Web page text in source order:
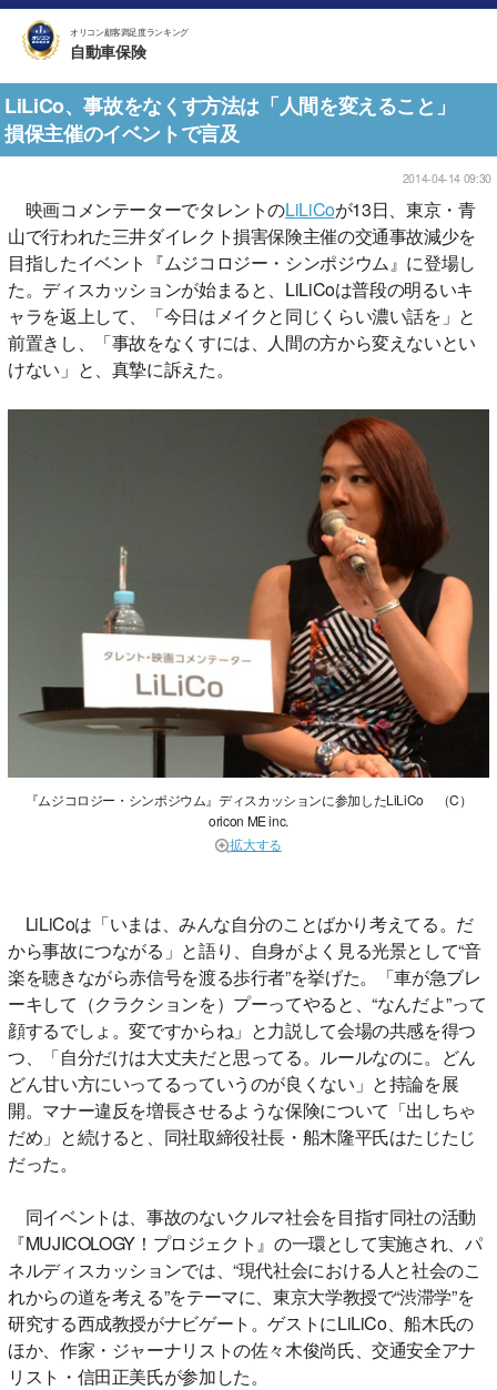
オリコン顧客満足度ランキング
自動車保険
LiLiCo、事故をなくす方法は「人間を変えること」
損保主催のイベントで言及
2014-04-14 09:30
映画コメンテーターでタレントのLiLiCoが13日、東京・青
山で行われた三井ダイレクト損害保険主催の交通事故減少を
目指したイベント『ムジコロジー・シンポジウム』に登場し
た。ディスカッションが始まると、LiLiCoは普段の明るいキ
ャラを返上して、「今日はメイクと同じくらい濃い話を」と
前置きし、「事故をなくすには、人間の方から変えないとい
けない」と、真摯に訴えた。
『ムジコロジー・シンポジウム』ディスカッションに参加したLiLiCo （C）
oricon ME inc.
拡大する
LiLiCoは「いまは、みんな自分のことばかり考えてる。だ
から事故につながる」と語り、自身がよく見る光景として“音
楽を聴きながら赤信号を渡る歩行者”を挙げた。「車が急ブレ
ーキして（クラクションを）プーってやると、“なんだよ”って
顔するでしょ。変ですからね」と力説して会場の共感を得つ
つ、「自分だけは大丈夫だと思ってる。ルールなのに。どん
どん甘い方にいってるっていうのが良くない」と持論を展
開。マナー違反を増長させるような保険について「出しちゃ
だめ」と続けると、同社取締役社長・船木隆平氏はたじたじ
だった。
同イベントは、事故のないクルマ社会を目指す同社の活動
『MUJICOLOGY！プロジェクト』の一環として実施され、パ
ネルディスカッションでは、“現代社会における人と社会のこ
れからの道を考える”をテーマに、東京大学教授で“渋滞学”を
研究する西成教授がナビゲート。ゲストにLiLiCo、船木氏の
ほか、作家・ジャーナリストの佐々木俊尚氏、交通安全アナ
リスト・信田正美氏が参加した。